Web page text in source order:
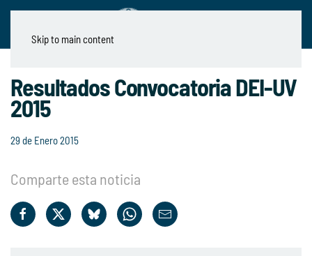
Skip to main content
Resultados Convocatoria DEI-UV
2015
29 de Enero 2015
Comparte esta noticia